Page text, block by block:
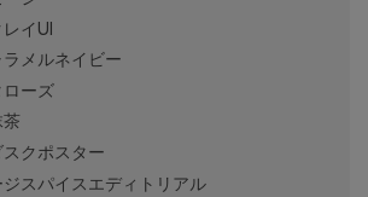
イUI
メルネイビー
ーズ
茶
クポスター
スパイスエディトリアル